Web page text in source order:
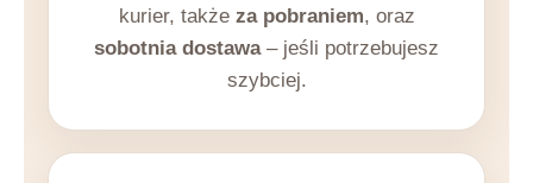
kurier, także za pobraniem, oraz
sobotnia dostawa– jeśli potrzebujesz
szybciej.